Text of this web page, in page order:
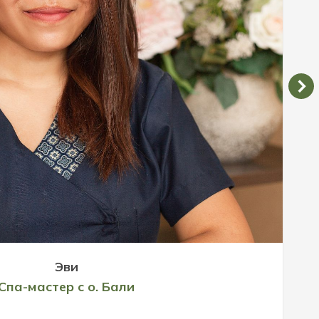
Эви
мастер с о. Бали